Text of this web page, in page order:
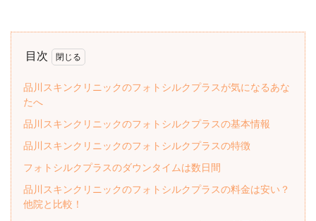
目次
品川スキンクリニックのフォトシルクプラスが気になるあな
たへ
品川スキンクリニックのフォトシルクプラスの基本情報
品川スキンクリニックのフォトシルクプラスの特徴
フォトシルクプラスのダウンタイムは数日間
品川スキンクリニックのフォトシルクプラスの料金は安い？
他院と比較！